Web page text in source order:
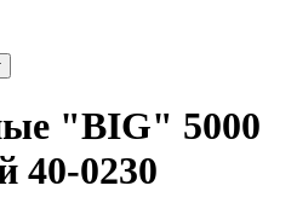
"BIG" 5000
40-0230